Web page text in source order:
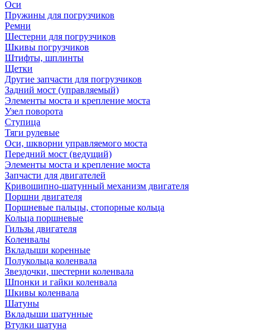
Оси
Пружины для погрузчиков
Ремни
Шестерни для погрузчиков
Шкивы погрузчиков
Штифты, шплинты
Щетки
Другие запчасти для погрузчиков
Задний мост (управляемый)
Элементы моста и крепление моста
Узел поворота
Ступица
Тяги рулевые
Оси, шкворни управляемого моста
Передний мост (ведущий)
Элементы моста и крепление моста
Запчасти для двигателей
Кривошипно-шатунный механизм двигателя
Поршни двигателя
Поршневые пальцы, стопорные кольца
Кольца поршневые
Гильзы двигателя
Коленвалы
Вкладыши коренные
Полукольца коленвала
Звездочки, шестерни коленвала
Шпонки и гайки коленвала
Шкивы коленвала
Шатуны
Вкладыши шатунные
Втулки шатуна